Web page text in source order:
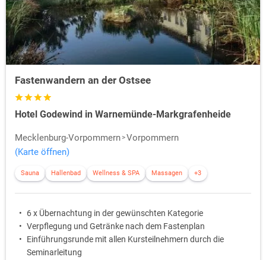
Fastenwandern an der Ostsee
Hotel Godewind in Warnemünde-Markgrafenheide
Mecklenburg-Vorpommern Vorpommern
(Karte öffnen)
Sauna Hallenbad Wellness & SPA Massagen +3
6 x Übernachtung in der gewünschten Kategorie
Verpflegung und Getränke nach dem Fastenplan
Einführungsrunde mit allen Kursteilnehmern durch die
Seminarleitung